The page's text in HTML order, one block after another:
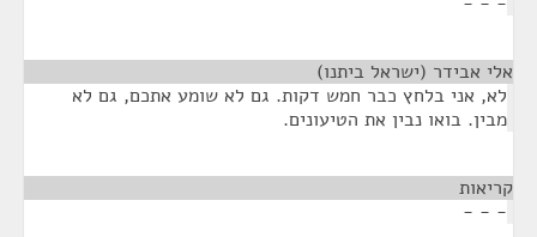
אלי אבידר (ישראל ביתנו)
לא, אני בלחץ כבר חמש דקות. גם לא שומע אתכם, גם לא
מבין. בואו נבין את הטיעונים.
קריאות
- - -